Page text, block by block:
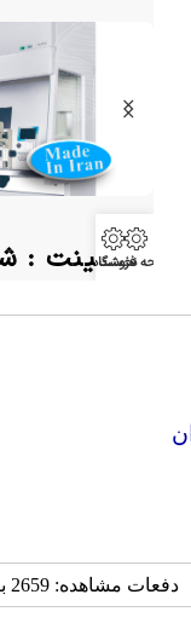
دفعات مشاهده: 2659 بار |